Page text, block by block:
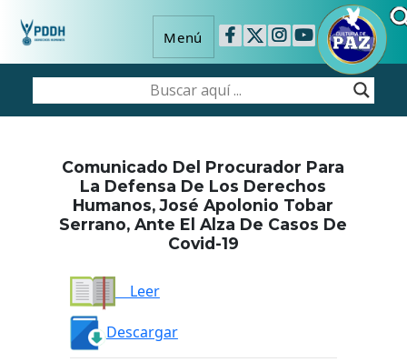
Menú
Comunicado Del Procurador Para
La Defensa De Los Derechos
Humanos, José Apolonio Tobar
Serrano, Ante El Alza De Casos De
Covid-19
Leer
Descargar